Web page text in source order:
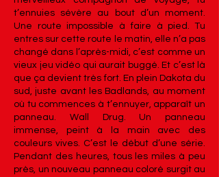
t’ennuies sévère au bout d’un moment.
Une route impossible à faire à pied. Tu
entres sur cette route le matin, elle n’a pas
changé dans l’après-midi, c’est comme un
vieux jeu vidéo qui aurait buggé. Et c’est là
que ça devient très fort. En plein Dakota du
sud, juste avant les Badlands, au moment
où tu commences à t’ennuyer, apparaît un
panneau. Wall Drug. Un panneau
immense, peint à la main avec des
couleurs vives. C’est le début d’une série.
Pendant des heures, tous les miles à peu
près, un nouveau panneau coloré surgit au